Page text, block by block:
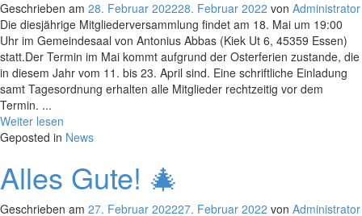
Geschrieben am 28. Februar 202228. Februar 2022 von Administrator
Die diesjährige Mitgliederversammlung findet am 18. Mai um 19:00
Uhr im Gemeindesaal von Antonius Abbas (Kiek Ut 6, 45359 Essen)
statt.Der Termin im Mai kommt aufgrund der Osterferien zustande, die
in diesem Jahr vom 11. bis 23. April sind. Eine schriftliche Einladung
samt Tagesordnung erhalten alle Mitglieder rechtzeitig vor dem
Termin. ...
Weiter lesen
Geposted in News
Alles Gute! 🎄
Geschrieben am 27. Februar 202227. Februar 2022 von Administrator